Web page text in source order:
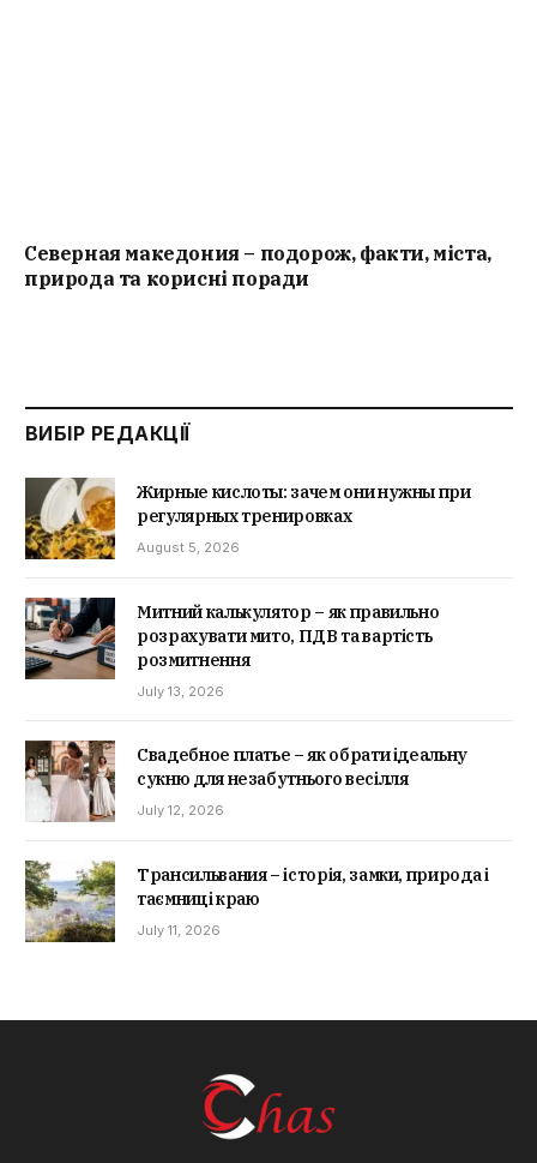
Северная македония – подорож, факти, міста,
природа та корисні поради
ВИБІР РЕДАКЦІЇ
Жирные кислоты: зачем они нужны при
регулярных тренировках
August 5, 2026
Митний калькулятор – як правильно
розрахувати мито, ПДВ та вартість
розмитнення
July 13, 2026
Свадебное платье – як обрати ідеальну
сукню для незабутнього весілля
July 12, 2026
Трансильвания – історія, замки, природа і
таємниці краю
July 11, 2026